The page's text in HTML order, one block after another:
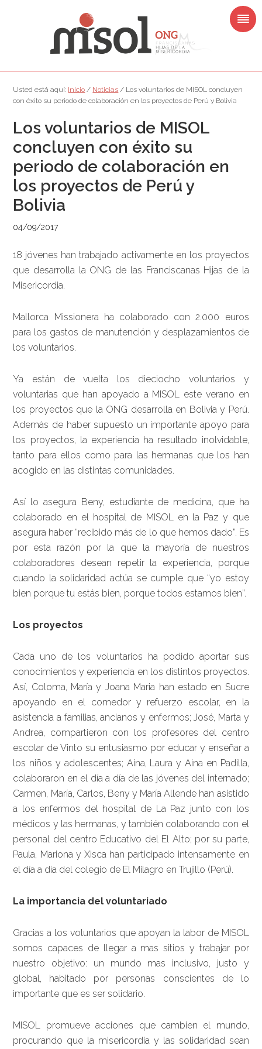
principal
lateral
página
Usted está aquí: Inicio / Noticias / Los voluntarios de MISOL concluyen
con éxito su periodo de colaboración en los proyectos de Perú y Bolivia
Los voluntarios de MISOL
concluyen con éxito su
periodo de colaboración en
los proyectos de Perú y
Bolivia
04/09/2017
18 jóvenes han trabajado activamente en los proyectos
que desarrolla la ONG de las Franciscanas Hijas de la
Misericordia.
Mallorca Missionera ha colaborado con 2.000 euros
para los gastos de manutención y desplazamientos de
los voluntarios.
Ya están de vuelta los dieciocho voluntarios y
voluntarias que han apoyado a MISOL este verano en
los proyectos que la ONG desarrolla en Bolivia y Perú.
Además de haber supuesto un importante apoyo para
los proyectos, la experiencia ha resultado inolvidable,
tanto para ellos como para las hermanas que los han
acogido en las distintas comunidades.
Así lo asegura Beny, estudiante de medicina, que ha
colaborado en el hospital de MISOL en la Paz y que
asegura haber “recibido más de lo que hemos dado”. Es
por esta razón por la que la mayoría de nuestros
colaboradores desean repetir la experiencia, porque
cuando la solidaridad actúa se cumple que “yo estoy
bien porque tu estás bien, porque todos estamos bien”.
Los proyectos
Cada uno de los voluntarios ha podido aportar sus
conocimientos y experiencia en los distintos proyectos.
Así, Coloma, María y Joana Maria han estado en Sucre
apoyando en el comedor y refuerzo escolar, en la
asistencia a familias, ancianos y enfermos; José, Marta y
Andrea, compartieron con los profesores del centro
escolar de Vinto su entusiasmo por educar y enseñar a
los niños y adolescentes; Aina, Laura y Aina en Padilla,
colaboraron en el día a día de las jóvenes del internado;
Carmen, María, Carlos, Beny y María Allende han asistido
a los enfermos del hospital de La Paz junto con los
médicos y las hermanas, y también colaborando con el
personal del centro Educativo del El Alto; por su parte,
Paula, Mariona y Xisca han participado intensamente en
el día a día del colegio de El Milagro en Trujillo (Perú).
La importancia del voluntariado
Gracias a los voluntarios que apoyan la labor de MISOL
somos capaces de llegar a mas sitios y trabajar por
nuestro objetivo: un mundo mas inclusivo, justo y
global, habitado por personas conscientes de lo
importante que es ser solidario.
MISOL promueve acciones que cambien el mundo,
procurando que la misericordia y las solidaridad sean